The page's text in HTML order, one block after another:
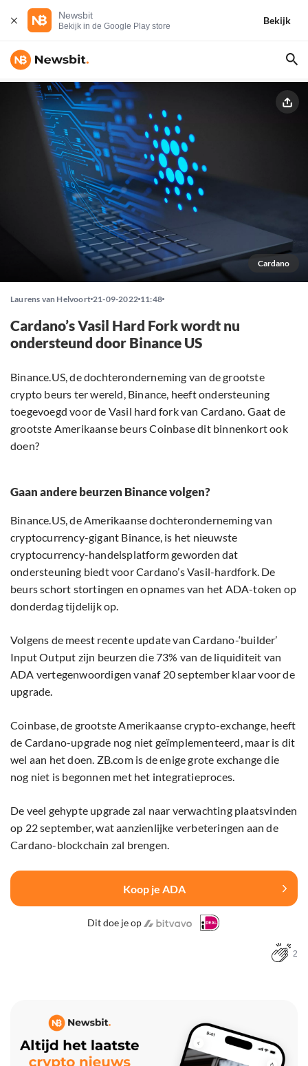
Newsbit
Bekijk in de Google Play store
Bekijk
Cardano
Laurens van Helvoort 21-09-2022 11:48
Cardano’s Vasil Hard Fork wordt nu
ondersteund door Binance US
Binance.US, de dochteronderneming van de grootste
crypto beurs ter wereld, Binance, heeft ondersteuning
toegevoegd voor de Vasil hard fork van Cardano. Gaat de
grootste Amerikaanse beurs Coinbase dit binnenkort ook
doen?
Gaan andere beurzen Binance volgen?
Binance.US, de Amerikaanse dochteronderneming van
cryptocurrency-gigant Binance, is het nieuwste
cryptocurrency-handelsplatform geworden dat
ondersteuning biedt voor Cardano’s Vasil-hardfork. De
beurs schort stortingen en opnames van het ADA-token op
donderdag tijdelijk op.
Volgens de meest recente update van Cardano-‘builder’
Input Output zijn beurzen die 73% van de liquiditeit van
ADA vertegenwoordigen vanaf 20 september klaar voor de
upgrade.
Coinbase, de grootste Amerikaanse crypto-exchange, heeft
de Cardano-upgrade nog niet geïmplementeerd, maar is dit
wel aan het doen. ZB.com is de enige grote exchange die
nog niet is begonnen met het integratieproces.
De veel gehypte upgrade zal naar verwachting plaatsvinden
op 22 september, wat aanzienlijke verbeteringen aan de
Cardano-blockchain zal brengen.
Koop je ADA
Dit doe je op
2